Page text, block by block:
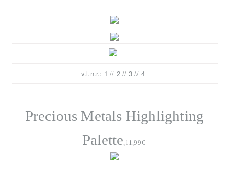
v.l.n.r.: 1 // 2 // 3 // 4
Precious Metals Highlighting
Palette,11,99€